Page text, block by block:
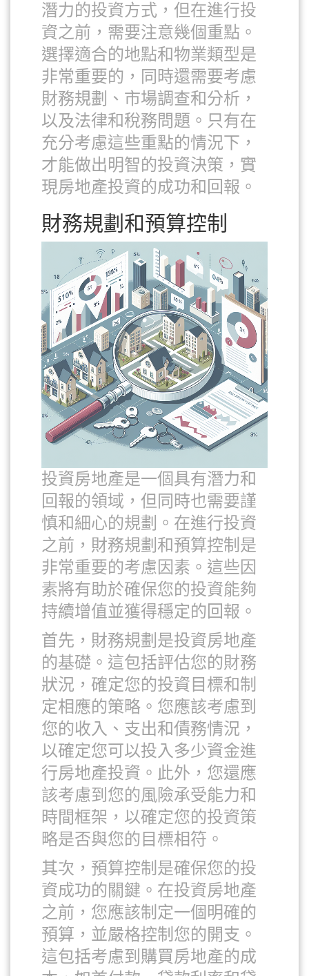
潛力的投資方式，但在進行投
資之前，需要注意幾個重點。
選擇適合的地點和物業類型是
非常重要的，同時還需要考慮
財務規劃、市場調查和分析，
以及法律和稅務問題。只有在
充分考慮這些重點的情況下，
才能做出明智的投資決策，實
現房地產投資的成功和回報。
財務規劃和預算控制
投資房地產是一個具有潛力和
回報的領域，但同時也需要謹
慎和細心的規劃。在進行投資
之前，財務規劃和預算控制是
非常重要的考慮因素。這些因
素將有助於確保您的投資能夠
持續增值並獲得穩定的回報。
首先，財務規劃是投資房地產
的基礎。這包括評估您的財務
狀況，確定您的投資目標和制
定相應的策略。您應該考慮到
您的收入、支出和債務情況，
以確定您可以投入多少資金進
行房地產投資。此外，您還應
該考慮到您的風險承受能力和
時間框架，以確定您的投資策
略是否與您的目標相符。
其次，預算控制是確保您的投
資成功的關鍵。在投資房地產
之前，您應該制定一個明確的
預算，並嚴格控制您的開支。
這包括考慮到購買房地產的成